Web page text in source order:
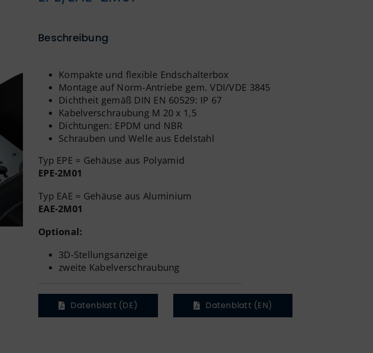
Beschreibung
Kompakte und flexible Endschalterbox
Montage auf Norm-Antriebe gem. VDI/VDE 3845
Dichtheit gemäß DIN EN 60529: IP 67
Kabelverschraubung M 20 x 1,5
Dichtungen: EPDM und NBR
Schrauben und Welle aus Edelstahl
Typ EPE = Gehäuse aus Polyamid
EPE-2M01
Typ EAE = Gehäuse aus Aluminium
EAE-2M01
Optional:
3D-Stellungsanzeige
zweite Kabelverschraubung
Datenblatt (DE) Datenblatt (EN)